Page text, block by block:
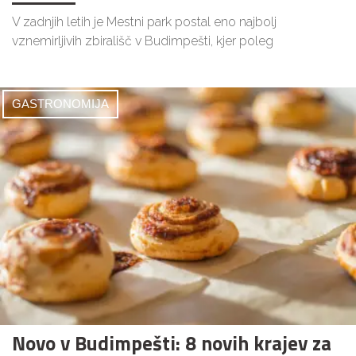
V zadnjih letih je Mestni park postal eno najbolj
vznemirljivih zbirališč v Budimpešti, kjer poleg
GASTRONOMIJA
Novo v Budimpešti: 8 novih krajev za